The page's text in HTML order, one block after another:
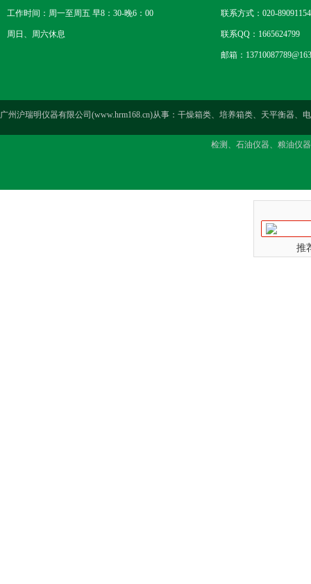
工作时间：周一至周五 早8：30-晚6：00
周日、周六休息
联系方式：020-89091154
联系QQ：1665624799
邮箱：
广州沪瑞明仪器有限公司(www.hrm168.cn)从事：干燥箱类、培养箱类、天平衡器
检测、石油仪器、粮油仪
推